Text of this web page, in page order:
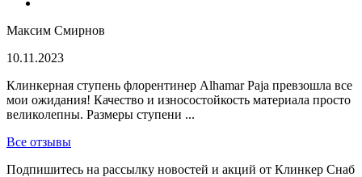
Максим Смирнов
10.11.2023
Клинкерная ступень флорентинер Alhamar Paja превзошла все
мои ожидания! Качество и износостойкость материала просто
великолепны. Размеры ступени ...
Все отзывы
Подпишитесь на рассылку новостей и акций от Клинкер Снаб